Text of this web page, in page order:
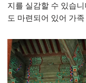
지를 실감할 수 있습
도 마련되어 있어 가